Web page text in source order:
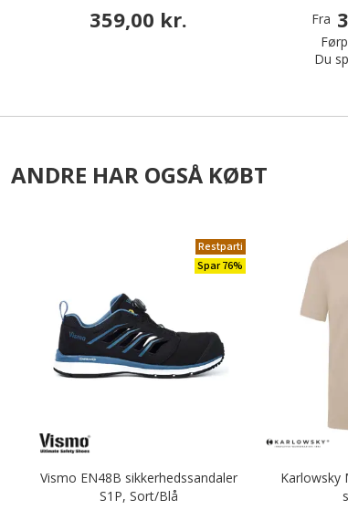
359,00 kr. Fra
Du
ANDRE HAR OGSÅ KØBT
Restparti
Spar 76%
Vismo EN48B sikkerhedssandaler
S1P, Sort/Blå
Karlowsky